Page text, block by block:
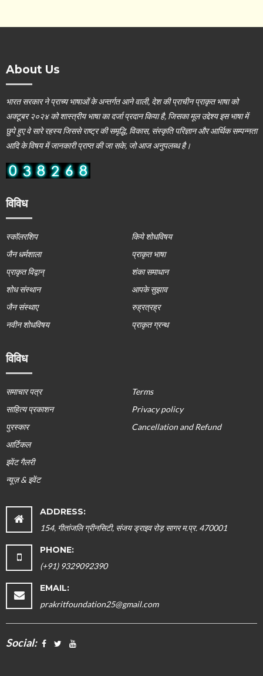
About Us
भारत सरकार ने प्राच्य भाषाओं के अन्तर्गत आने वाली, देश की प्राचीन प्राकृत भाषा को
अक्टूबर २०२४ को शास्त्रीय भाषा का दर्जा प्रदान किया है, जिसका मूल उद्देश्य इस भाषा में
छुपे हुए वे सारे रहस्य जिससे राष्ट्र की समृद्धि, विकास, संस्कृति परिज्ञान और आर्थिक सम्पन्नता
आदि के विषय में जानकारी प्राप्त की जा सके, जो आज अनुपलब्ध है।
विविध
स्कॉलरशिप
जैन धर्मशाला
प्राकृत विद्वान्
शोध संस्थान
जैन संस्थाए
नवीन शोधविषय
किये शोधविषय
प्राकृत भाषा
शंका समाधान
आपके सुझाव
रुह्रत्रह्र
प्राकृत ग्रन्थ
विविध
समाचार पत्र
साहित्य प्रकाशन
पुरस्कार
आर्टिकल
इवेंट गैलरी
न्यूज़ & इवेंट
Terms
Privacy policy
Cancellation and Refund
ADDRESS:
154, गीतांजलि ग्रीनसिटी, संजय ड्राइव रोड़ सागर म.प्र. 470001
PHONE:
(+91) 9329092390
EMAIL:
prakritfoundation25@gmail.com
Social: